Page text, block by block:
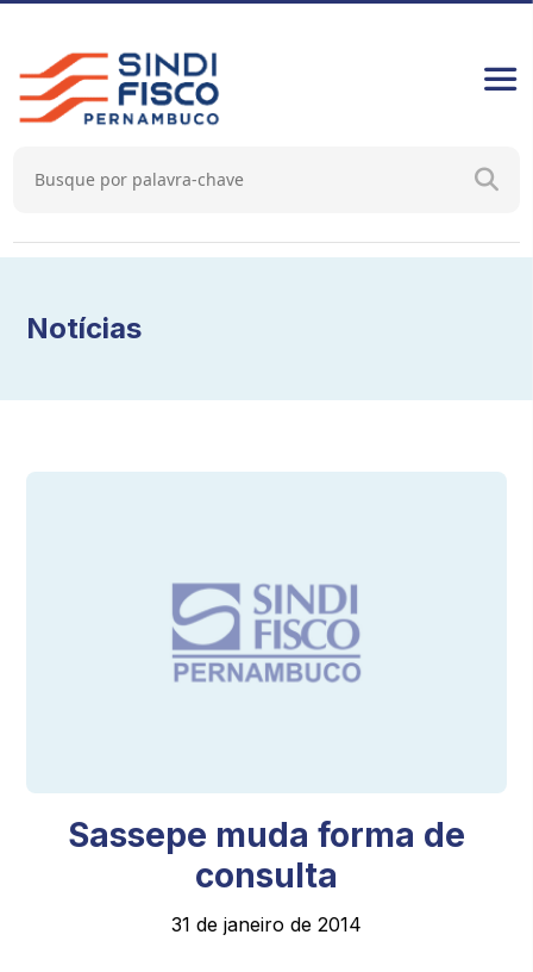
Notícias
Sassepe muda forma de
consulta
31 de janeiro de 2014